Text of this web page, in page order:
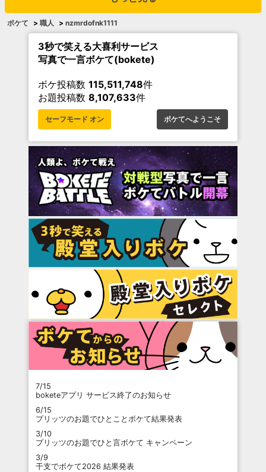
ボケて > 職人 > nzmrdofnk1111
3秒で笑える大喜利サービス
写真で一言ボケて(bokete)
ボケ投稿数 115,511,748件
お題投稿数 8,107,633件
セーフモード オン ボケてへようこそ
7/15
boketeアプリ サービス終了のお知らせ
6/15
プリッツのお題でひとことボケて結果発表
3/10
プリッツのお題でひと言ボケて キャンペーン
3/9
干支でボケて2026 結果発表